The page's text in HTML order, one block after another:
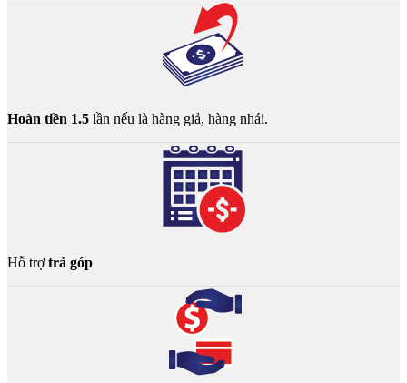
Hoàn tiền 1.5 lần nếu là hàng giả, hàng nhái.
Hỗ trợtrả góp